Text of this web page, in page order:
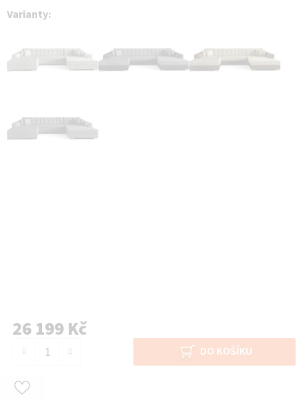
26 199 Kč
DO KOŠÍKU
Varianty: